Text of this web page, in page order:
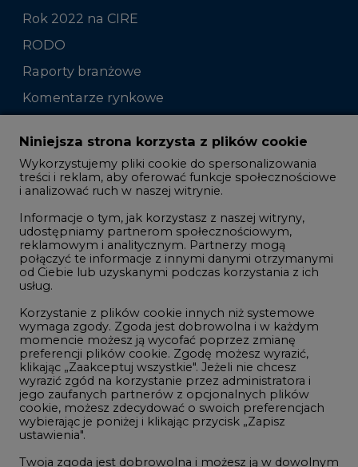
Rok 2022 na CIRE
RODO
Raporty branżowe
Komentarze rynkowe
Zmiany kadrowe na rynku
Studio CIRE
Rozmowy o energetyce
Gospodarka
Geopolityka
LTE450
Innowacje i AI
Telekomunikacja i IT
Handel emisjami CO2
Wodór
Górnictwo
Niniejsza strona korzysta z plików cookie
Wykorzystujemy pliki cookie do spersonalizowania
treści i reklam, aby oferować funkcje społecznościowe
i analizować ruch w naszej witrynie.
Informacje o tym, jak korzystasz z naszej witryny,
udostępniamy partnerom społecznościowym,
reklamowym i analitycznym. Partnerzy mogą
połączyć te informacje z innymi danymi otrzymanymi
od Ciebie lub uzyskanymi podczas korzystania z ich
usług.
Korzystanie z plików cookie innych niż systemowe
wymaga zgody. Zgoda jest dobrowolna i w każdym
momencie możesz ją wycofać poprzez zmianę
preferencji plików cookie. Zgodę możesz wyrazić,
klikając „Zaakceptuj wszystkie". Jeżeli nie chcesz
wyrazić zgód na korzystanie przez administratora i
jego zaufanych partnerów z opcjonalnych plików
cookie, możesz zdecydować o swoich preferencjach
wybierając je poniżej i klikając przycisk „Zapisz
ustawienia".
Twoja zgoda jest dobrowolna i możesz ją w dowolnym